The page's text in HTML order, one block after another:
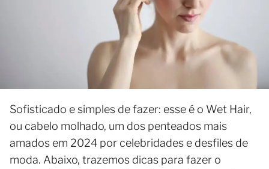
Sofisticado e simples de fazer: esse é o Wet Hair,
ou cabelo molhado, um dos penteados mais
amados em 2024 por celebridades e desfiles de
moda. Abaixo, trazemos dicas para fazer o